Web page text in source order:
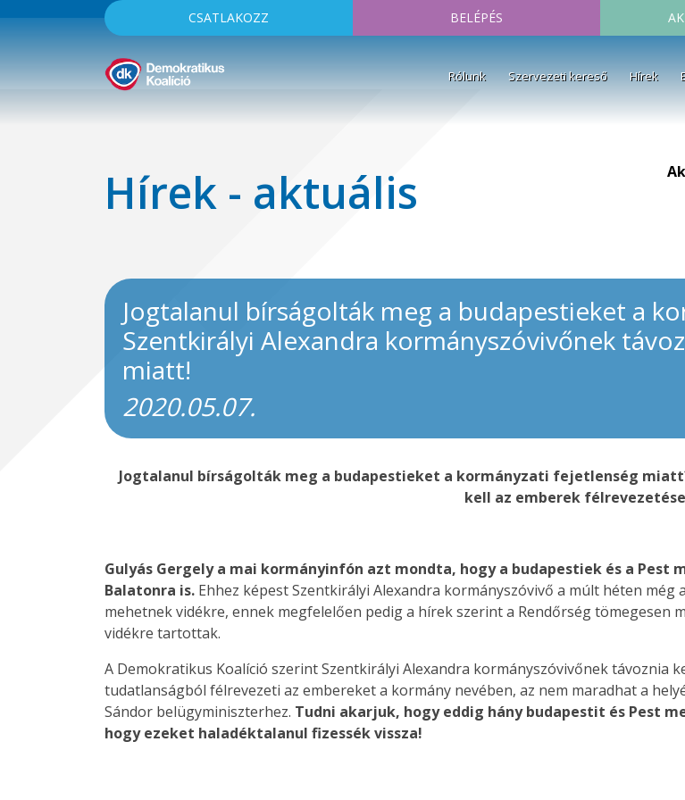
CSATLAKOZZ BELÉPÉS
Rólunk Szervezeti kereső Hírek
Hírek - aktuális
Jogtalanul bírságolták meg a budapestieket a
Szentkirályi Alexandra kormányszóvivőnek
miatt!
2020.05.07.
Jogtalanul bírságolták meg a budapestieket a kormányzati fejetlenség
kell az emberek
Gulyás Gergely a mai kormányinfón azt mondta, hogy a budapestiek és a Pest
Balatonra is. Ehhez képest Szentkirályi Alexandra kormányszóvivő a múlt héten
mehetnek vidékre, ennek megfelelően pedig a hírek szerint a Rendőrség tömegesen
vidékre tartottak.
A Demokratikus Koalíció szerint Szentkirályi Alexandra kormányszóvivőnek távoznia
tudatlanságból félrevezeti az embereket a kormány nevében, az nem maradhat a
Sándor belügyminiszterhez. Tudni akarjuk, hogy eddig hány budapestit és Pest
hogy ezeket haladéktalanul fizessék vissza!